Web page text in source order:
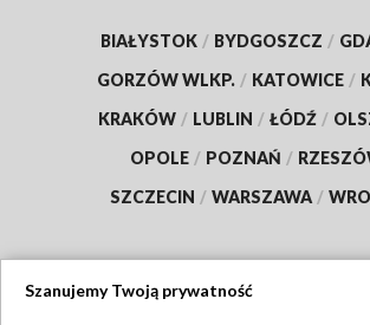
BIAŁYSTOK / BYDGOSZCZ /
GORZÓW WLKP. / KATOWICE /
KRAKÓW / LUBLIN / ŁÓDŹ /
OPOLE / POZNAŃ /
SZCZECIN / WARSZAWA /
Szanujemy Twoją prywatność